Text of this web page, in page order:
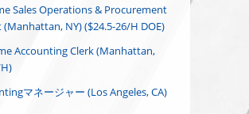
Sales Operations & Procurement
(Manhattan, NY) ($24.5-26/H DOE)
Accounting Clerk (Manhattan,
マネージャー (Los Angeles, CA)